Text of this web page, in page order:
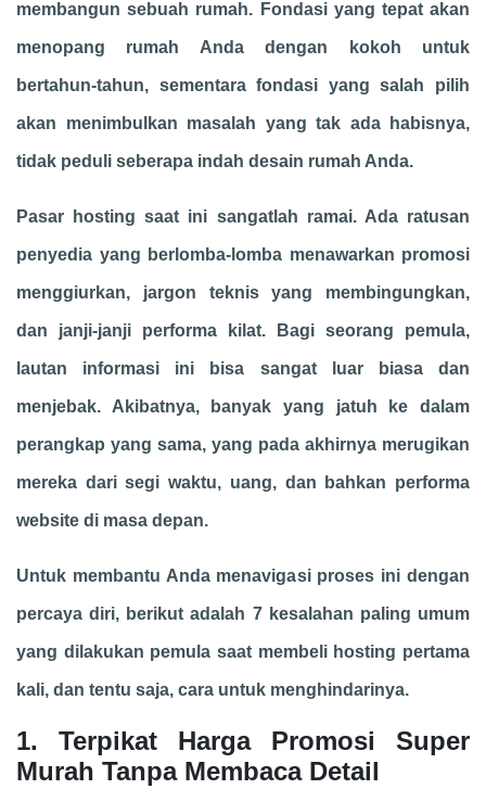
membangun sebuah rumah. Fondasi yang tepat akan
menopang rumah Anda dengan kokoh untuk
bertahun-tahun, sementara fondasi yang salah pilih
akan menimbulkan masalah yang tak ada habisnya,
tidak peduli seberapa indah desain rumah Anda.
Pasar hosting saat ini sangatlah ramai. Ada ratusan
penyedia yang berlomba-lomba menawarkan promosi
menggiurkan, jargon teknis yang membingungkan,
dan janji-janji performa kilat. Bagi seorang pemula,
lautan informasi ini bisa sangat luar biasa dan
menjebak. Akibatnya, banyak yang jatuh ke dalam
perangkap yang sama, yang pada akhirnya merugikan
mereka dari segi waktu, uang, dan bahkan performa
website di masa depan.
Untuk membantu Anda menavigasi proses ini dengan
percaya diri, berikut adalah 7 kesalahan paling umum
yang dilakukan pemula saat membeli hosting pertama
kali, dan tentu saja, cara untuk menghindarinya.
1. Terpikat Harga Promosi Super
Murah Tanpa Membaca Detail